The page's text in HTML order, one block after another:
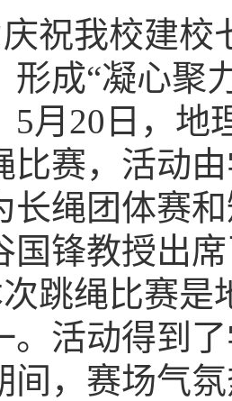
祝我校建校
形成“凝心聚
5月 20 日，地
比赛，活动
长绳团体赛
国锋教授出
跳绳比赛是
。活动得到
间，赛场气